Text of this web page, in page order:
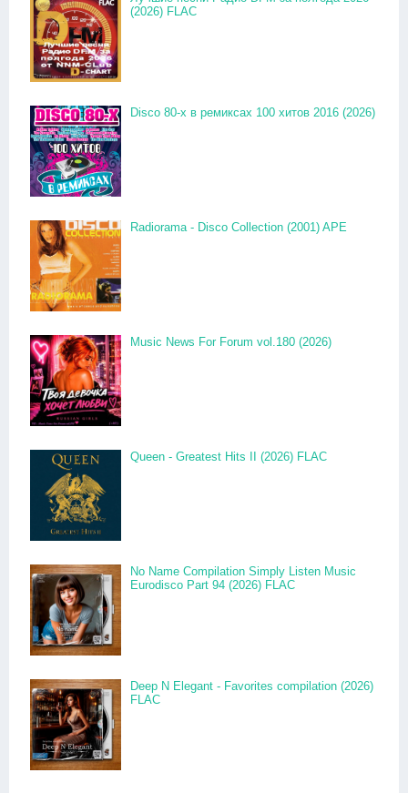
(2026) FLAC
Disco 80-x в ремиксах 100 хитов 2016 (2026)
Radiorama - Disco Collection (2001) APE
Music News For Forum vol.180 (2026)
Queen - Greatest Hits II (2026) FLAC
No Name Compilation Simply Listen Music
Eurodisco Part 94 (2026) FLAC
Deep N Elegant - Favorites compilation (2026)
FLAC